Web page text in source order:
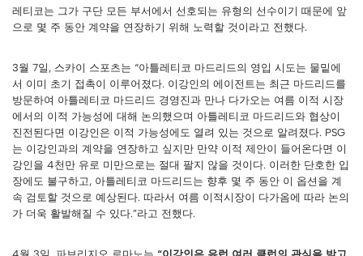
레티코는 그가 구단 모든 부서에서 선호되는 유형의 선수이기 때문에 앞
으로 몇 주 동안 계약을 연장하기 위해 노력할 것이라고 전했다.
3월 7일, 스카이 스포츠는 “아틀레티코 마드리드의 영입 시도는 물밑에
서 이미 초기 접촉이 이루어졌다. 이강인의 에이전트는 최근 마드리드를
방문하여 아틀레티코 마드리드 경영진과 만나 다가오는 여름 이적 시장
에서의 이적 가능성에 대해 논의했으며 아틀레티코 마드리드와 협상이
진전된다면 이강인은 이적 가능성에도 열려 있는 것으로 알려졌다. PSG
는 이강인과의 계약을 연장하고 싶지만 만약 이적 제안이 들어온다면 이
강인을 4천만 유로 미만으로는 절대 팔지 않을 것이다. 이러한 단호한 입
장에도 불구하고, 아틀레티코 마드리드는 향후 몇 주 동안 이 옵션을 계
속 검토할 것으로 예상된다. 따라서 여름 이적시장이 다가옴에 따라 논의
가 더욱 활발해질 수 있다.”라고 전했다.